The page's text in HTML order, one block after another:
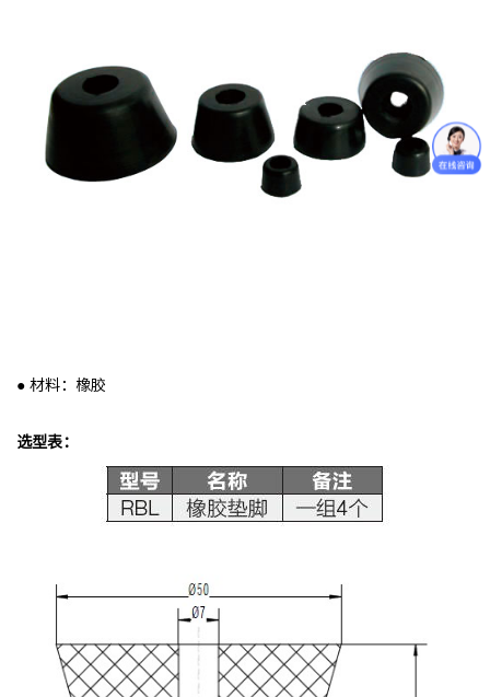
● 材料：橡胶
选型表：